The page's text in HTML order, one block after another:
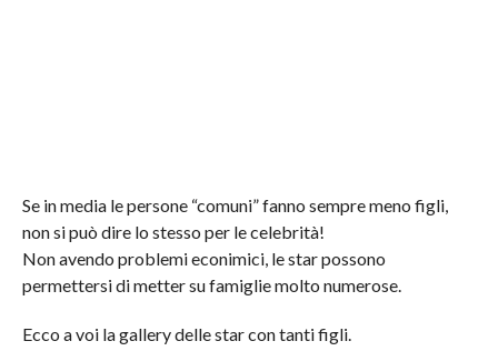
Se in media le persone “comuni” fanno sempre meno figli,
non si può dire lo stesso per le celebrità!
Non avendo problemi econimici, le star possono
permettersi di metter su famiglie molto numerose.
Ecco a voi la gallery delle star con tanti figli.